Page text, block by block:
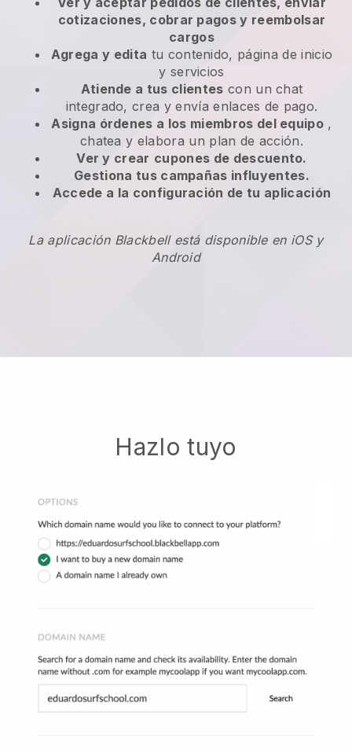
cotizaciones, cobrar pagos y reembolsar
cargos
Agrega y edita tu contenido, página de inicio
y servicios
Atiende a tus clientes con un chat
integrado, crea y envía enlaces de pago.
Asigna órdenes a los miembros del equipo ,
chatea y elabora un plan de acción.
Ver y crear cupones de descuento.
Gestiona tus campañas influyentes.
Accede a la configuración de tu aplicación
La aplicación Blackbell está disponible en iOS y
Android
Hazlo tuyo